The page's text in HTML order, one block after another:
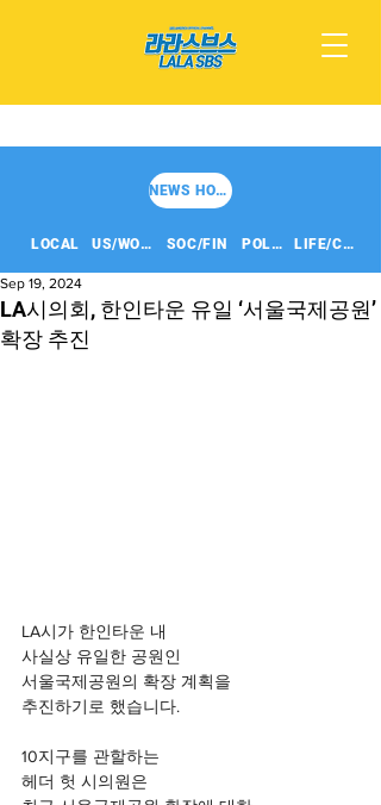
NEWS HOME
LOCAL US/WORLD SOC/FIN POLITICS LIFE/CULT
LA시의회, 한인타운 유일 ‘서울국제공원’
확장 추진
Sep 19, 2024
LA시가 한인타운 내
사실상 유일한 공원인
서울국제공원의 확장 계획을
추진하기로 했습니다.
10지구를 관할하는
헤더 헛 시의원은